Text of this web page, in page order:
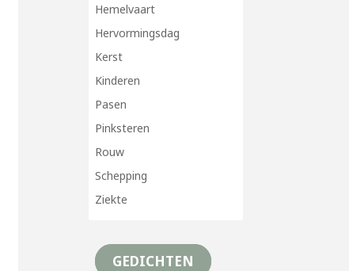
Hemelvaart
Hervormingsdag
Kerst
Kinderen
Pasen
Pinksteren
Rouw
Schepping
Ziekte
GEDICHTEN